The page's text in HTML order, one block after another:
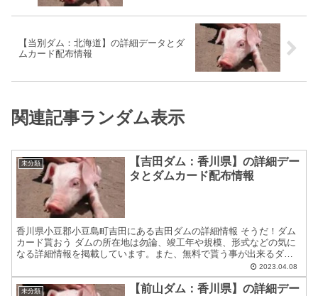
【当別ダム：北海道】の詳細データとダ
ムカード配布情報
関連記事ランダム表示
未分類
【吉田ダム：香川県】の詳細デー
タとダムカード配布情報
香川県小豆郡小豆島町吉田にある吉田ダムの詳細情報 そうだ！ダム
カード貰おう ダムの所在地は勿論、竣工年や規模、形式などの気に
なる詳細情報を掲載しています。また、無料で貰う事が出来るダム
カードの配布場所住所等についても紹介しています。 ダムカ...2023.04.08
未分類
【前山ダム：香川県】の詳細デー